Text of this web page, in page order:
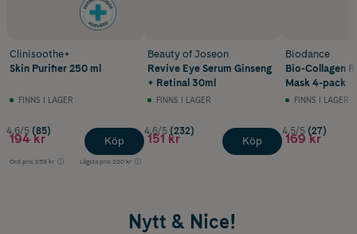
Clinisoothe+
Skin Purifier 250 ml
FINNS I LAGER
4.6/5 (85)
194 kr
Ord.pris 259 kr Lägsta pris 220 kr
Köp
Beauty of Joseon
Revive Eye Serum Ginseng
+ Retinal 30ml
FINNS I LAGER
4.6/5 (232)
151 kr Köp
Biodance
Bio-Collagen
Mask 4-pack
FINNS I LAGER
4.5/5 (27)
169 kr
Nytt & Nice!